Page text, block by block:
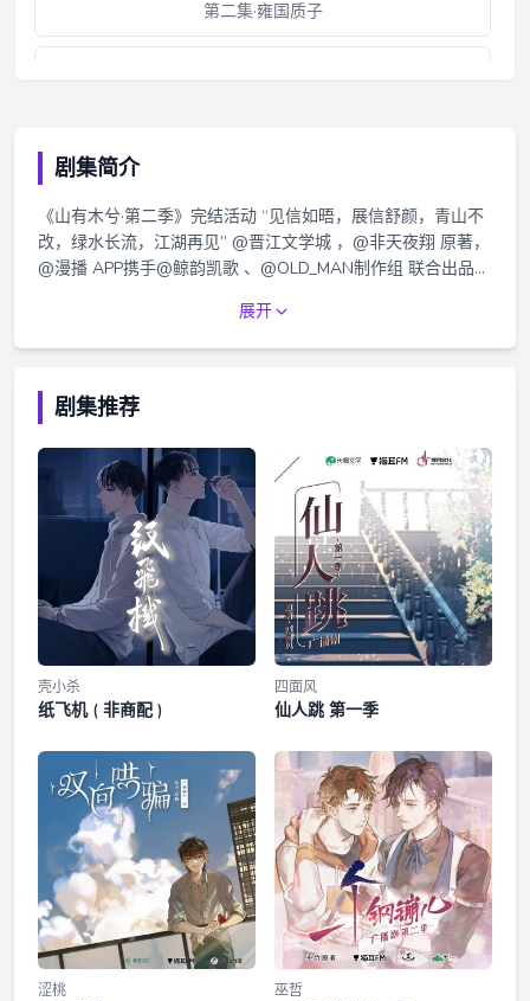
第二集·雍国质子
花絮·你啧我！
第五集·长生之术
第八集·弦动人闻
第九集·叶落知秋
第十集·奇袭照水
第十一集·鏖战安阳
第十二集·尘埃未定
第十三集·险象迭生
第十四集·血烬残阳
第十五集·刺客罗宣（上）
剧集简介
《山有木兮·第二季》完结活动 “见信如晤，展信舒颜，青山不
改，绿水长流，江湖再见” @晋江文学城 ，@非天夜翔 原著，
@漫播 APP携手@鲸韵凯歌 、@OLD_MAN制作组 联合出品，
18：00漫播APP独家播放。更多更新详情见追剧日历~ =配音
组= 耿曙：景向谁依@景向谁依- =制作组= 制作人/总监制：脆
@FreeCicada 统筹：严酒@严酒不当人、谕儿@_谕儿_ 后
期：阿琅自渡一枝@阿琅自渡一枝 海报设计：瓶子
@Herways瓶子 字幕：咕叽咕叽字幕组@咕叽咕叽字幕组
——禁止盗版、篡改、用于其他商业用途等行为，违者必追究
法律责任——
展开
剧集推荐
壳小杀
纸飞机 ( 非商配 )
四面风
仙人跳 第一季
涩桃 巫哲